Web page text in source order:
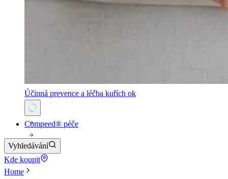
Účinná prevence a léčba kuřích ok
Compeed® péče
Vyhledávání
Kde koupit
Home